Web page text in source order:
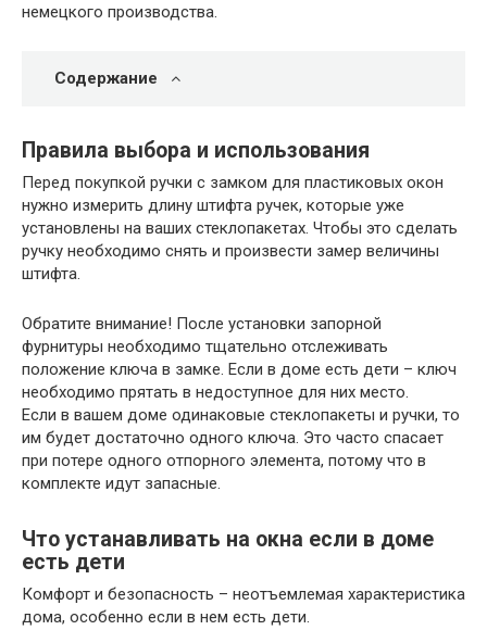
немецкого производства.
Содержание
Правила выбора и использования
Перед покупкой ручки с замком для пластиковых окон
нужно измерить длину штифта ручек, которые уже
установлены на ваших стеклопакетах. Чтобы это сделать
ручку необходимо снять и произвести замер величины
штифта.
Обратите внимание! После установки запорной
фурнитуры необходимо тщательно отслеживать
положение ключа в замке. Если в доме есть дети – ключ
необходимо прятать в недоступное для них место.
Если в вашем доме одинаковые стеклопакеты и ручки, то
им будет достаточно одного ключа. Это часто спасает
при потере одного отпорного элемента, потому что в
комплекте идут запасные.
Что устанавливать на окна если в доме
есть дети
Комфорт и безопасность – неотъемлемая характеристика
дома, особенно если в нем есть дети.